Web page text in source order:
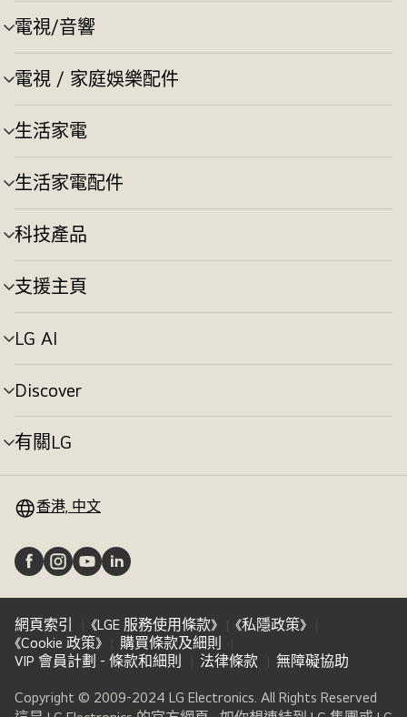
切
換
電視/音響
選
單
切
換
電視 / 家庭娛樂配件
選
單
切
換
生活家電
選
單
切
換
生活家電配件
選
單
切
換
科技產品
選
單
切
換
支援主頁
選
單
切
換
LG AI
選
單
切
換
Discover
選
單
切
換
有關LG
選
換 香港, 中文
網頁索引 《LGE 服務使用條款》
《私隱政策》
《Cookie 政策》
購買條款及細則
VIP 會員計劃 - 條款和細則
法律條款 無障礙協助
Copyright © 2009-2024 LG Electronics. All Rights Reserved